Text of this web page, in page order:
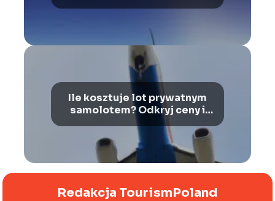
Ile kosztuje lot prywatnym
samolotem? Odkryj ceny i
korzyści
Redakcja TourismPoland